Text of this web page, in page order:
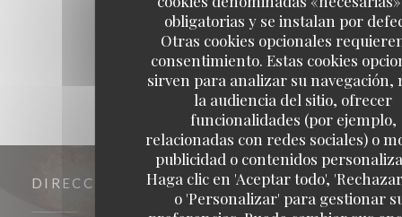
obligatorias y se instalan por
Otras cookies opcionales
consentimiento. Estas cookies
sirven para analizar su navegación,
la audiencia del sitio, ofrecer
funcionalidades (por ejemplo,
relacionadas con redes sociales) o
publicidad o contenidos
Haga clic en 'Aceptar todo',
o 'Personalizar' para gestionar
1 2 3
DIRECCIÓN